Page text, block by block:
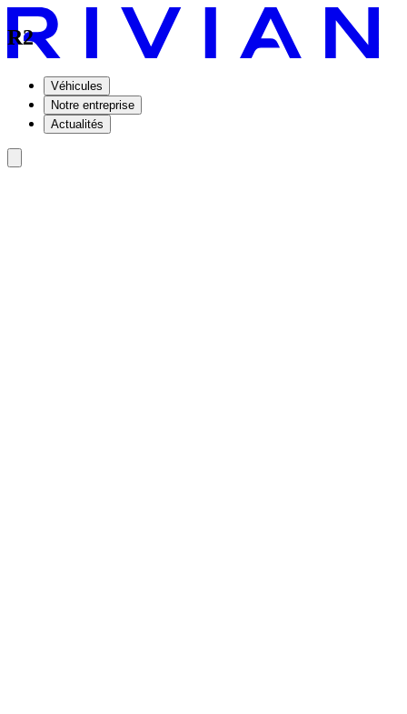
Véhicules
Notre entreprise
Actualités
R2